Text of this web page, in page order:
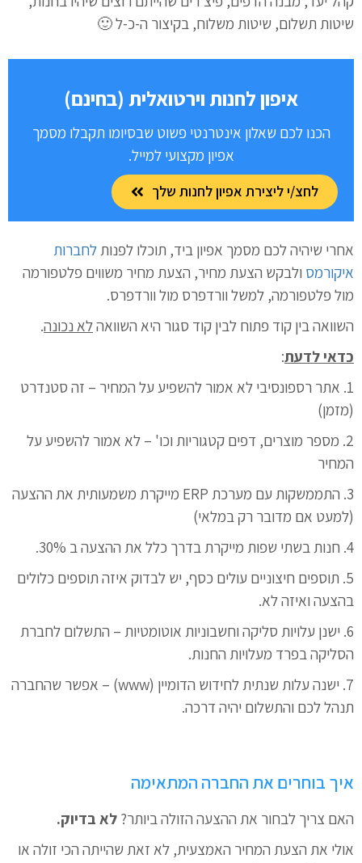
שיטות תשלום, שיטות משלוח, בקיצור ה-כ-ל 🙂
איפון לחנות וירטואלית (בחינם)
הכנו לכם שאלון אינטרנטי פשוט שבסיומו תקבלו מסמך
אפיון מקצועי למייל.
לחצ/י ליצירת אפיון לחנות שלך
אחרי שיהיה לכם מסמך אפיון ביד, תוכלו לפנותלחברות
איקורמס ולבקש הצעת מחיר, הצעת מחיר משווים פלטפורמה
מול פלטפורמה, למשל וורדפרס מול וורדפרס.
השוואה בין קוד פתוח לבין קוד סגור היא השוואהלא נכונה.
כדאי לדעת:
1. אתר רספונסיבי לא אמור להשפיע על המחיר – זה סטנדרט
(מזמן)
2. מספר מוצרים, דפים קטגוריות וכו' – לא אמור להשפיע על
המחיר
3. התממשקות עם מערכת ERP מייקרת משמעותית את ההצעה
(למעט אם מדובר רק במלאי)
4. חנות בשתי שפות מייקרת בדרך כלל את ההצעה ב 30%.
5. תוספים חיצוניים עולים כסף, יש לבדוק איזה תוספים כלולים
בהצעה ואיזה לא.
6. ישנן עלויות סליקה וחשבוניות אוטומטיות – התשלום לחברת
הסליקה בפרד מעלויות החנות.
7. ישנה עלות שנתית לחידוש הדומיין (www) – אפשר שהחברה
תנהל לכם והתשלום יהיה דרכה.
איך בוחרים את החברה המתאימה
האם צריך לבחור את ההצעה הזולה ביותר? לא בדיוק.
אולי את הצעת המחיר האמצעית, לא זאת שהייתה הכי זולה או